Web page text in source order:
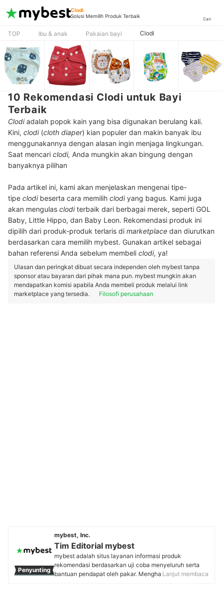
Clodi
Solusi Memilih Produk Terbaik
Cari
TOP Ibu & anak Pakaian bayi Clodi
10 Rekomendasi Clodi untuk Bayi
Terbaik
Clodiadalah popok kain yang bisa digunakan berulang kali.
Kini, clodi (cloth diaper) kian populer dan makin banyak ibu
menggunakannya dengan alasan ingin menjaga lingkungan.
Saat mencari clodi, Anda mungkin akan bingung dengan
banyaknya pilihan
Pada artikel ini, kami akan menjelaskan mengenai tipe-
tipe clodibeserta cara memilih clodiyang bagus. Kami juga
akan mengulas cloditerbaik dari berbagai merek, seperti GOL
Baby, Little Hippo, dan Baby Leon. Rekomendasi produk ini
dipilih dari produk-produk terlaris di marketplace dan diurutkan
berdasarkan cara memilih mybest. Gunakan artikel sebagai
bahan referensi Anda sebelum membeli clodi, ya!
Ulasan dan peringkat dibuat secara independen oleh mybest tanpa
sponsor atau bayaran dari pihak mana pun. mybest mungkin akan
mendapatkan komisi apabila Anda membeli produk melalui link
marketplace yang tersedia.
Filosofi perusahaan
Penyunting
mybest, Inc.
Tim Editorial mybest
mybest adalah situs layanan informasi produk
rekomendasi berdasarkan uji coba menyeluruh serta
bantuan pendapat oleh pakar. Menghasilkan konten
Lanjut membaca